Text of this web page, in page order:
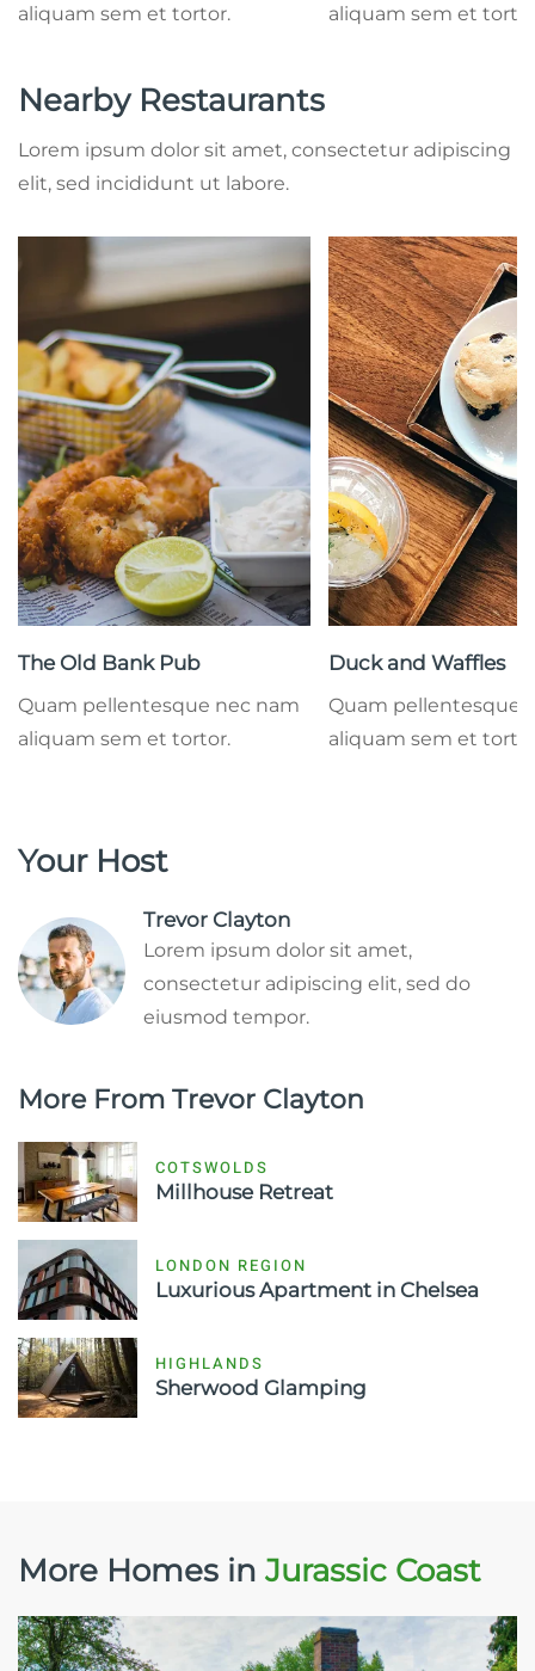
aliquam sem et tortor.
aliquam sem et
Nearby Restaurants
Lorem ipsum dolor sit amet, consectetur adipiscing
elit, sed incididunt ut labore.
The Old Bank Pub
Quam pellentesque nec nam
aliquam sem et tortor.
Duck and Waffles
Quam pellentesque
aliquam sem et
Your Host
Trevor Clayton
Lorem ipsum dolor sit amet,
consectetur adipiscing elit, sed do
eiusmod tempor.
More From Trevor Clayton
COTSWOLDS
Millhouse Retreat
LONDON REGION
Luxurious Apartment in Chelsea
HIGHLANDS
Sherwood Glamping
More Homes in Jurassic Coast